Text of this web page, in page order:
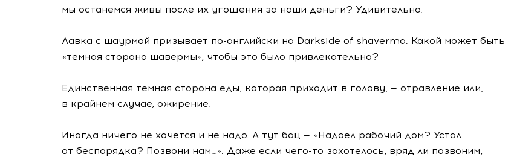
мы останемся живы после их угощения за наши деньги? Удивительно.
Лавка с шаурмой призывает по-английски на Darkside of shaverma. Какой может быть
«темная сторона шавермы», чтобы это было привлекательно?
Единственная темная сторона еды, которая приходит в голову, — отравление или,
в крайнем случае, ожирение.
Иногда ничего не хочется и не надо. А тут бац — «Надоел рабочий дом? Устал
от беспорядка? Позвони нам…». Даже если чего-то захотелось, вряд ли позвоним,